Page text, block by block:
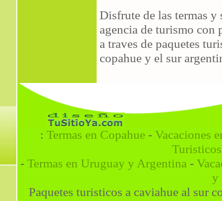
Disfrute de las termas y
agencia de turismo con
a traves de paquetes
copahue y el sur
: Termas en Copahue - Vacaciones
- Termas en Uruguay y Argentina -
y
Paquetes turisticos a caviahue al sur